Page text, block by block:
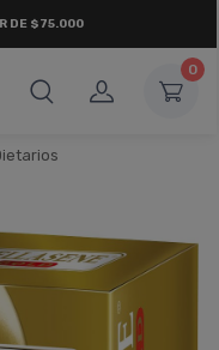
DE $75.000
0